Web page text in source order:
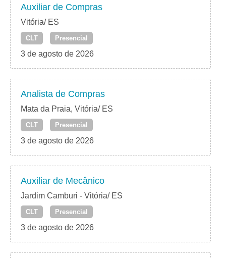
Auxiliar de Compras
Vitória/ ES
CLT Presencial
3 de agosto de 2026
Analista de Compras
Mata da Praia, Vitória/ ES
CLT Presencial
3 de agosto de 2026
Auxiliar de Mecânico
Jardim Camburi - Vitória/ ES
CLT Presencial
3 de agosto de 2026